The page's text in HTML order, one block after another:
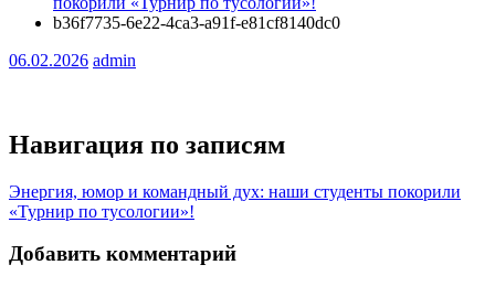
b36f7735-6e22-4ca3-a91f-e81cf8140dc0
06.02.2026 admin
Навигация по записям
Энергия, юмор и командный дух: наши студенты покорили
«Турнир по тусологии»!
Добавить комментарий